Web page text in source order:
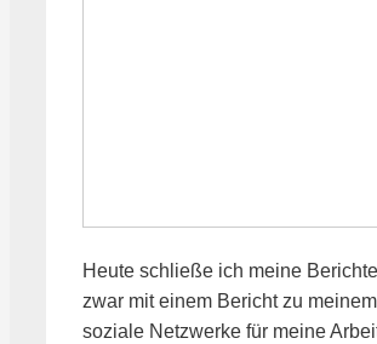
Heute schließe ich meine
zwar mit einem Bericht zu
soziale Netzwerke für meine